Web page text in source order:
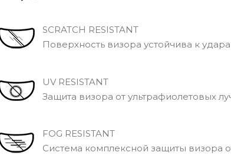
SCRATCH RESISTANT
Поверхность визора устойчива к
UV RESISTANT
Защита визора от ультрафиолетовых
FOG RESISTANT
Система комплексной защиты визора